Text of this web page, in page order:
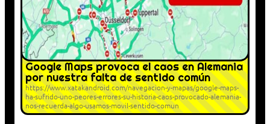
Google Maps provoca el caos en Alemania
por nuestra falta de sentido común
https://www.xatakandroid.com/navegacion-y-mapas/google-maps-
ha-sufrido-uno-peores-errores-su-historia-caos-provocado-alemania-
nos-recuerda-algo-usamos-movil-sentido-comun